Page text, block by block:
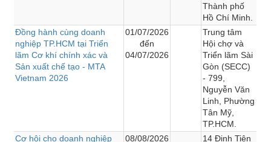
Thành phố
Hồ Chí Minh.
Đồng hành cùng doanh
nghiệp TP.HCM tại Triển
lãm Cơ khí chính xác và
Sản xuất chế tạo - MTA
Vietnam 2026
01/07/2026
đến
04/07/2026
Trung tâm
Hội chợ và
Triển lãm Sài
Gòn (SECC)
- 799,
Nguyễn Văn
Linh, Phường
Tân Mỹ,
TP.HCM.
Cơ hội cho doanh nghiệp
08/08/2026
14 Đinh Tiên